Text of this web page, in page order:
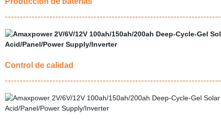
Control de calidad